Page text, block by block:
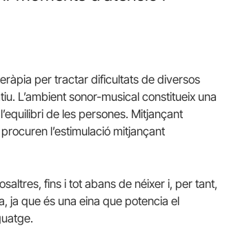
per tractar dificultats de diversos
L’ambient sonor-musical constitueix una
de les persones. Mitjançant
l’estimulació mitjançant
fins i tot abans de néixer i, per tant,
ja que és una eina que potencia el